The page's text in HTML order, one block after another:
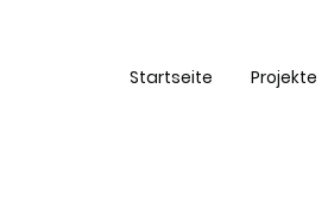
Startseite Projekte